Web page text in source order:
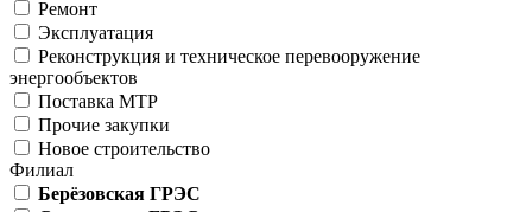
Ремонт
Эксплуатация
Реконструкция и техническое перевооружение
энергообъектов
Поставка МТР
Прочие закупки
Новое строительство
Филиал
Берёзовская ГРЭС